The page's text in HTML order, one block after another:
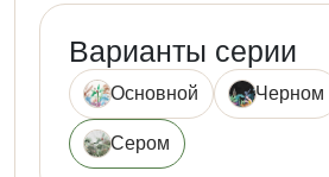
Варианты серии
Основной Черном
Сером